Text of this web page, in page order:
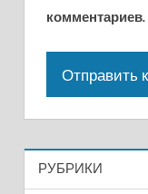
комментариев.
РУБРИКИ